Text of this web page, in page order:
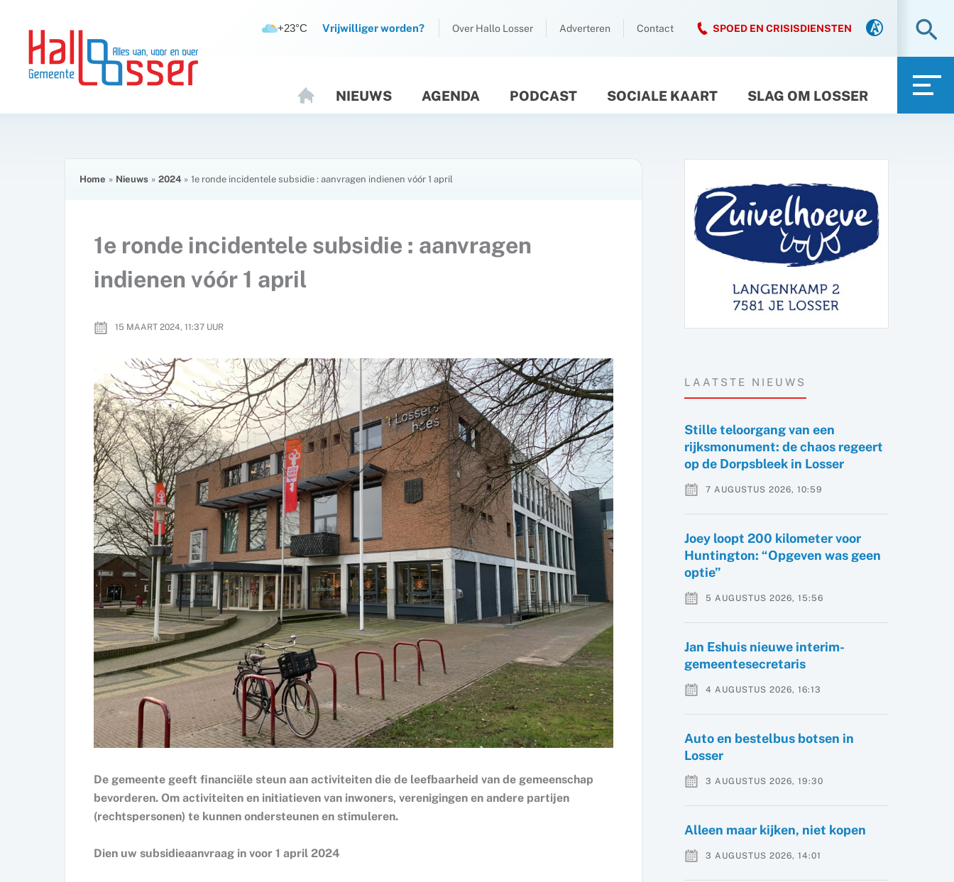
inhoud
inhoud
+23°C Vrijwilliger worden? Over Hallo Losser Adverteren Contact SPOED EN CRISISDIENSTEN
O
M
NIEUWS AGENDA PODCAST SOCIALE KAART SLAG OM LOSSER
Home Nieuws 2024 1e ronde incidentele subsidie : aanvragen indienen vóór 1 april
1e ronde incidentele subsidie : aanvragen
indienen vóór 1 april
15 MAART 2024, 11:37 UUR
De gemeente geeft financiële steun aan activiteiten die de leefbaarheid van de gemeenschap
bevorderen. Om activiteiten en initiatieven van inwoners, verenigingen en andere partijen
(rechtspersonen) te kunnen ondersteunen en stimuleren.
Dien uw subsidieaanvraag in voor 1 april 2024
LAATSTE NIEUWS
Stille teloorgang van een
rijksmonument: de chaos regeert
op de Dorpsbleek in Losser
7 AUGUSTUS 2026, 10:59
Joey loopt 200 kilometer voor
Huntington: “Opgeven was geen
optie”
5 AUGUSTUS 2026, 15:56
Jan Eshuis nieuwe interim-
gemeentesecretaris
4 AUGUSTUS 2026, 16:13
Auto en bestelbus botsen in
Losser
3 AUGUSTUS 2026, 19:30
Alleen maar kijken, niet kopen
3 AUGUSTUS 2026, 14:01